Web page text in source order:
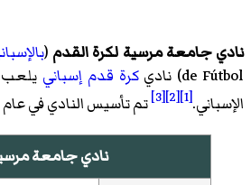
نادي جامعة مرسية لكرة القدم (
de Fútbol)‏ ناديكرة قدم إسباني يلعب
الإسباني.[1]
[2]
[3] تم تأسيس النادي في عام
نادي جامعة